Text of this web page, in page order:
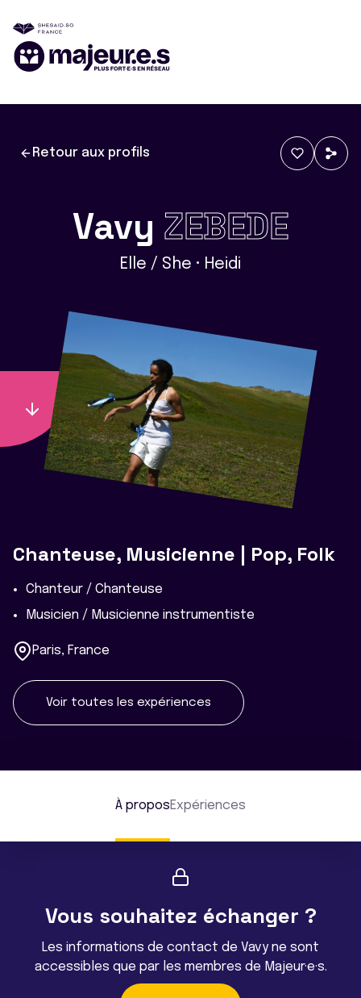
Retour aux profils
Vavy ZEBEDE
Elle / She • Heidi
Chanteuse, Musicienne | Pop, Folk
Chanteur / Chanteuse
Musicien / Musicienne instrumentiste
Paris, France
Voir toutes les expériences
À proposExpériences
Vous souhaitez échanger ?
Les informations de contact de Vavy ne sont
accessibles que par les membres de Majeur·e·s.